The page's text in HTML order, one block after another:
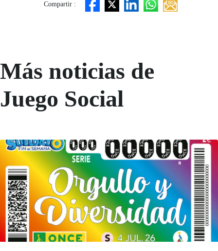
Compartir :
Más noticias de
Juego Social